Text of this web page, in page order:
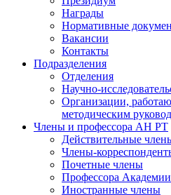
Награды
Нормативные
Вакансии
Контакты
Подразделения
Отделения
Научно-
Организации,
методическим
Члены и профессора АН РТ
Действительные
Члены-
Почетные члены
Профессора
Иностранные члены